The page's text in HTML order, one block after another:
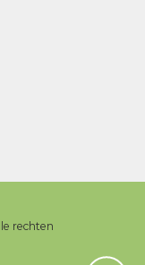
rechten